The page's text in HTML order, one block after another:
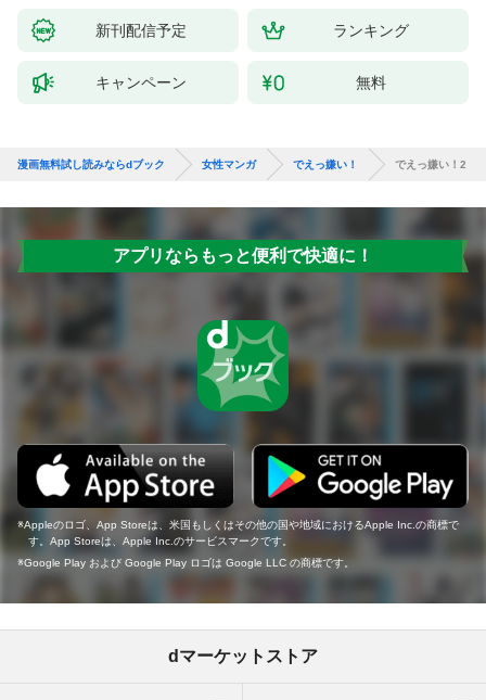
新刊配信予定 ランキング
キャンペーン 無料
漫画無料試し読みならdブック 女性マンガ でえっ嫌い！ でえっ嫌い！2
アプリならもっと便利で快適に！
Appleのロゴ、App Storeは、米国もしくはその他の国や地域におけるApple Inc.の商標で
す。App Storeは、Apple Inc.のサービスマークです。
Google Play および Google Play ロゴは Google LLC の商標です。
dマーケットストア